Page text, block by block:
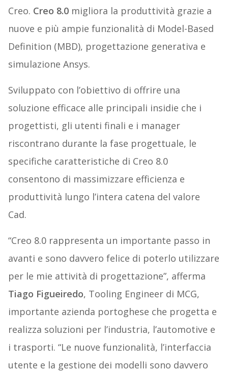
Creo. Creo 8.0migliora la produttività grazie a
nuove e più ampie funzionalità di Model-Based
Definition (MBD), progettazione generativa e
simulazione Ansys.
Sviluppato con l’obiettivo di offrire una
soluzione efficace alle principali insidie che i
progettisti, gli utenti finali e i manager
riscontrano durante la fase progettuale, le
specifiche caratteristiche di Creo 8.0
consentono di massimizzare efficienza e
produttività lungo l’intera catena del valore
Cad.
“Creo 8.0 rappresenta un importante passo in
avanti e sono davvero felice di poterlo utilizzare
per le mie attività di progettazione”, afferma
Tiago Figueiredo, Tooling Engineer di MCG,
importante azienda portoghese che progetta e
realizza soluzioni per l’industria, l’automotive e
i trasporti. “Le nuove funzionalità, l’interfaccia
utente e la gestione dei modelli sono davvero